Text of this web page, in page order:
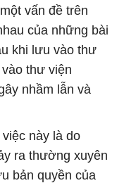
vấn đề trên
của những bài
khi lưu vào thư
thư viện
nhầm lẫn và
này là do
ra thường xuyên
bản quyền của